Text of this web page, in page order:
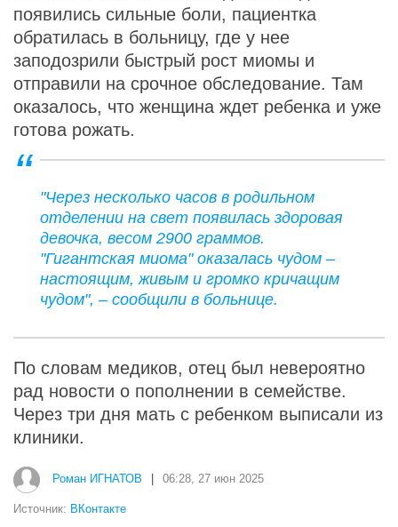
появились сильные боли, пациентка
обратилась в больницу, где у нее
заподозрили быстрый рост миомы и
отправили на срочное обследование. Там
оказалось, что женщина ждет ребенка и уже
готова рожать.
"Через несколько часов в родильном
отделении на свет появилась здоровая
девочка, весом 2900 граммов.
"Гигантская миома" оказалась чудом –
настоящим, живым и громко кричащим
чудом", – сообщили в больнице.
По словам медиков, отец был невероятно
рад новости о пополнении в семействе.
Через три дня мать с ребенком выписали из
клиники.
Роман ИГНАТОВ 06:28, 27 июн 2025
Источник: ВКонтакте